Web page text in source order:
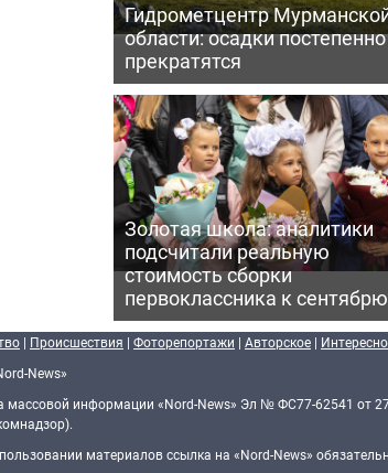
Гидрометцентр
области: осадки постепенно
прекратятся
Золотая школа: аналитики
подсчитали реальную
стоимость сборки
первоклассника к сентябрю
| Происшествия | Фоторепортажи | Авторское |
News»
массовой информации «Nord-News» Эл № ФС77-62541 от
материалов ссылка на «Nord-News»